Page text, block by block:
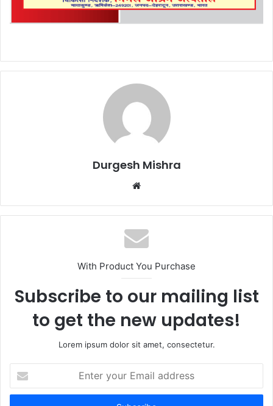
Durgesh Mishra
Website
With Product You Purchase
Subscribe to our mailing list
to get the new updates!
Lorem ipsum dolor sit amet, consectetur.
your
Email